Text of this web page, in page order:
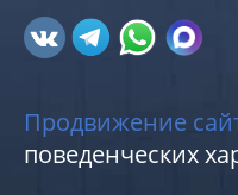
Продвижение
поведенческих